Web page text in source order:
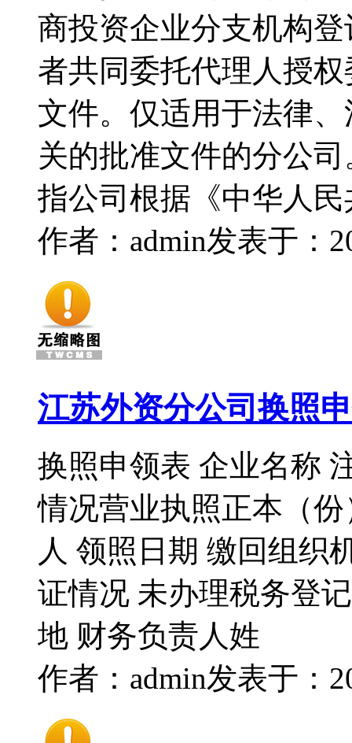
商投资企业分支机构
者共同委托代理人授
文件。仅适用于法律
关的批准文件的分公
指公司根据《中华人
作者：admin发表于：
江苏外资分公司换照
换照申领表 企业名称
情况营业执照正本（
人 领照日期 缴回组织
证情况 未办理税务登
地 财务负责人姓
作者：admin发表于：